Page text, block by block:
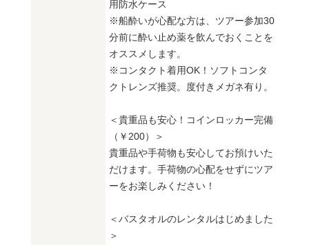
用防水ケース
※船酔いが心配な方は、ツアー参加30
分前に酔い止め薬を飲んでおくことを
オススメします。
※コンタクト着用OK！ソフトコンタ
クトレンズ推奨。度付きメガネ有り。
＜貴重品も安心！コインロッカー完備
（￥200）＞
貴重品や手荷物も安心してお預けいた
だけます。手荷物の心配をせずにツア
ーをお楽しみください！
＜バスタオルのレンタルはじめました
＞